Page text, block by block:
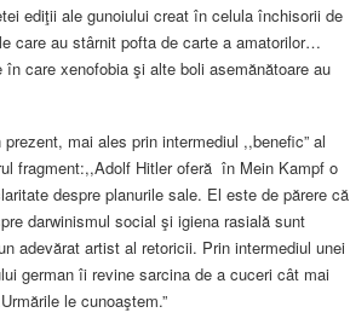
ediţii ale gunoiului creat în celula închisorii de
care au stârnit pofta de carte a amatorilor…
care xenofobia şi alte boli asemănătoare au
mai ales prin intermediul ,,benefic” al
fragment:,,Adolf Hitler oferă în Mein Kampf o
despre planurile sale. El este de părere că
darwinismul social şi igiena rasială sunt
adevărat artist al retoricii. Prin intermediul unei
german îi revine sarcina de a cuceri cât mai
le cunoaştem.”